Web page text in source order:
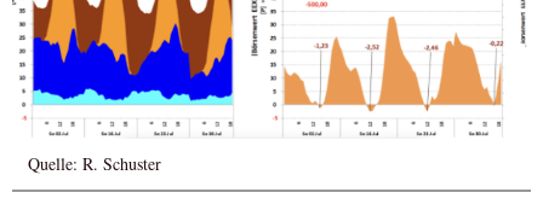
Quelle: R. Schuster